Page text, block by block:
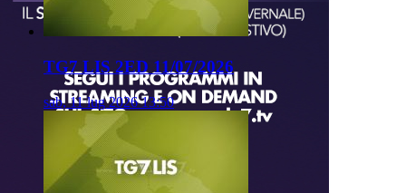
TG7 LIS 2ED 11/07/2026
sab, 11 lug 2026 13:50